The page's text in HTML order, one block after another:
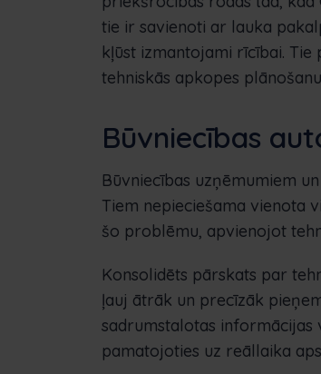
tie ir savienoti ar lauka
kļūst izmantojami rīcībai.
tehniskās apkopes
Būvniecības
Būvniecības uzņēmumiem
Tiem nepieciešama vienota
šo problēmu, apvienojot
Konsolidēts pārskats par
ļauj ātrāk un precīzāk
sadrumstalotas informācijas
pamatojoties uz reāllaika